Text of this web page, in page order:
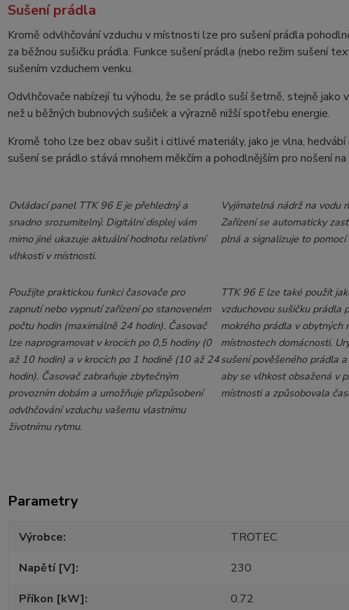
Sušení prádla
Kromě odvlhčování vzduchu v místnosti lze pro sušení prádla
za běžnou sušičku prádla. Funkce sušení prádla (nebo režim sušení
sušením vzduchem venku.
Odvlhčovače nabízejí tu výhodu, že se prádlo suší šetrně, stejně
než u běžných bubnových sušiček a výrazně nižší spotřebu energie.
Kromě toho lze bez obav sušit i citlivé materiály, jako je vlna,
sušení se prádlo stává mnohem měkčím a pohodlnějším pro nošení na
Ovládací panel TTK 96 E je přehledný a
snadno srozumitelný. Digitální displej vám
mimo jiné ukazuje aktuální hodnotu relativní
vlhkosti v místnosti.
Vyjímatelná nádrž na vodu
Zařízení se automaticky
plná a signalizuje to pomocí
Použijte praktickou funkci časovače pro
zapnutí nebo vypnutí zařízení po stanoveném
počtu hodin (maximálně 24 hodin). Časovač
lze naprogramovat v krocích po 0,5 hodiny (0
až 10 hodin) a v krocích po 1 hodině (10 až 24
hodin). Časovač zabraňuje zbytečným
provozním dobám a umožňuje přizpůsobení
odvlhčování vzduchu vašemu vlastnímu
životnímu rytmu.
TTK 96 E lze také použít
vzduchovou sušičku prádla
mokrého prádla v obytných
místnostech domácnosti.
sušení pověšeného prádla
aby se vlhkost obsažená v
místnosti a způsobovala
Parametry
Výrobce
TROTEC
Napětí [V]
230
Příkon [kW]
0.72